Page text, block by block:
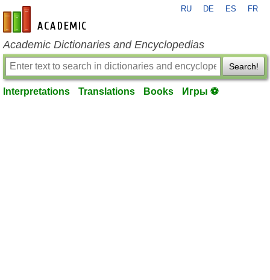
en-academic.com
RU DE ES FR
Academic Dictionaries and Encyclopedias
Search!
Interpretations Translations Books Игры ⚽